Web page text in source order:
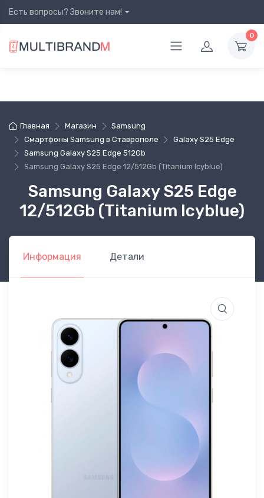
Есть вопросы? Звоните нам!
0
Главная Магазин
Samsung
Смартфоны Samsung в Ставрополе
Galaxy S25 Edge
Samsung Galaxy S25 Edge 512Gb
Samsung Galaxy S25 Edge 12/512Gb (Titanium Icyblue)
Samsung Galaxy S25 Edge
12/512Gb (Titanium Icyblue)
Информация Детали